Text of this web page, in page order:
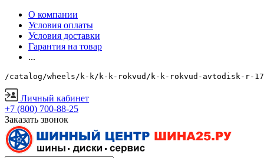
О компании
Условия оплаты
Условия доставки
Гарантия на товар
...
/catalog/wheels/k-k/k-k-rokvud/k-k-rokvud-avtodisk-r-
Личный кабинет
+7 (800) 700-88-25
Заказать звонок